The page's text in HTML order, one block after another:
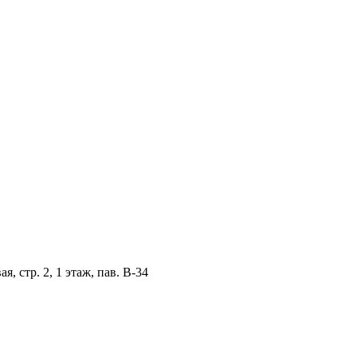
стр. 2, 1 этаж, пав. B-34